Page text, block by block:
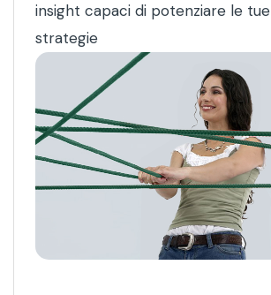
insight capaci di potenziare le tue
strategie